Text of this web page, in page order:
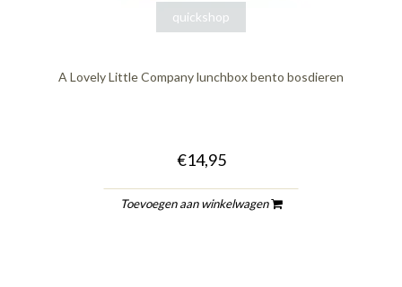
quickshop
A Lovely Little Company lunchbox bento bosdieren
€14,95
Toevoegen aan winkelwagen